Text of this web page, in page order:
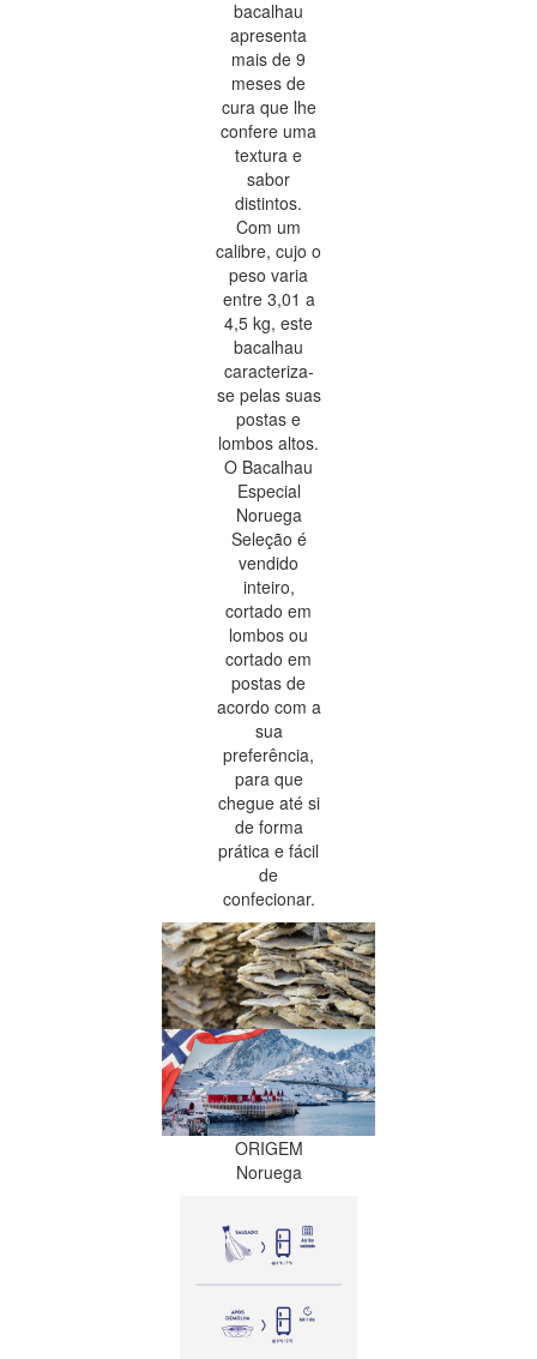
bacalhau
apresenta
mais de 9
meses de
cura que lhe
confere uma
textura e
sabor
distintos.
Com um
calibre, cujo o
peso varia
entre 3,01 a
4,5 kg, este
bacalhau
caracteriza-
se pelas suas
postas e
lombos altos.
O Bacalhau
Especial
Noruega
Seleção é
vendido
inteiro,
cortado em
lombos ou
cortado em
postas de
acordo com a
sua
preferência,
para que
chegue até si
de forma
prática e fácil
de
confecionar.
ORIGEM
Noruega